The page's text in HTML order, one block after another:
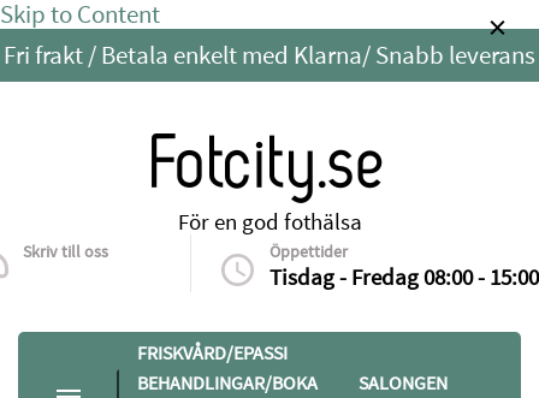
Skip to Content
Fri frakt / Betala enkelt med Klarna/ Snabb leverans
Fotcity.se
För en god fothälsa
Skriv till oss Öppettider
Tisdag - Fredag 08:00 - 15:00
FRISKVÅRD/EPASSI
BEHANDLINGAR/BOKA
SALONGEN